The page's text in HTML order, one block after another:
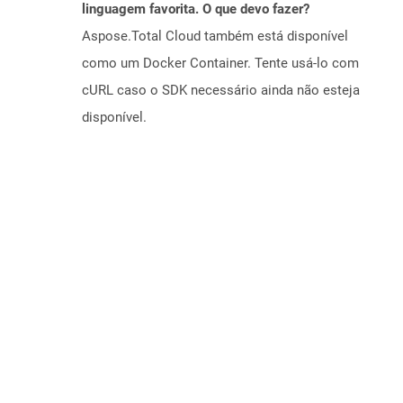
linguagem favorita. O que devo fazer?
Aspose.Total Cloud também está disponível
como um Docker Container. Tente usá-lo com
cURL caso o SDK necessário ainda não esteja
disponível.